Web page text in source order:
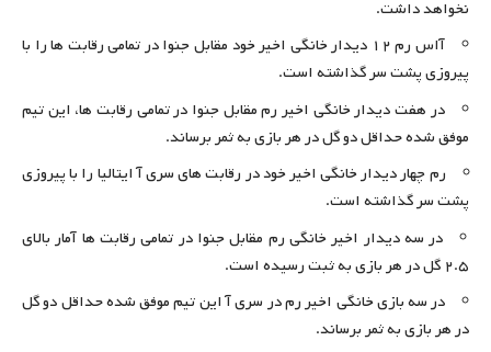
نخواهد داشت.
آاس رم ۱۲ دیدار خانگی اخیر خود مقابل جنوا در تمامی رقابت ها را با
پیروزی پشت سر گذاشته است.
در هفت دیدار خانگی اخیر رم مقابل جنوا در تمامی رقابت ها، این تیم
موفق شده حداقل دو گل در هر بازی به ثمر برساند.
رم چهار دیدار خانگی اخیر خود در رقابت های سری آ ایتالیا را با پیروزی
پشت سر گذاشته است.
در سه دیدار اخیر خانگی رم مقابل جنوا در تمامی رقابت ها آمار بالای
۲.۵ گل در هر بازی به ثبت رسیده است.
در سه بازی خانگی اخیر رم در سری آ این تیم موفق شده حداقل دو گل
در هر بازی به ثمر برساند.